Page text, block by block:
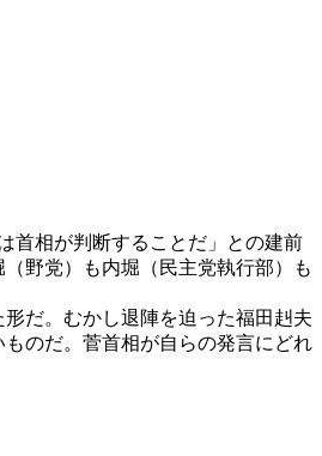
首相が判断することだ」との建前
野党）も内堀（民主党執行部）も
だ。むかし退陣を迫った福田赳夫
のだ。菅首相が自らの発言にどれ